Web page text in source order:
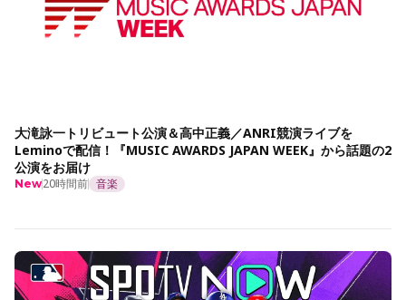
大滝詠一トリビュート公演＆高中正義／ANRI競演ライブを
Leminoで配信！『MUSIC AWARDS JAPAN WEEK』から話題の2
公演をお届け
New20時間前 音楽